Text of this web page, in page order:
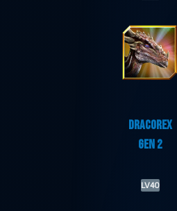
DRACOREX
GEN 2
LV40